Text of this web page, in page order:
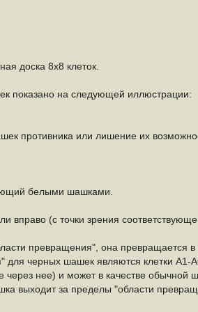
доска 8х8 клеток.
показано на следующей иллюстрации:
противника или лишение их
белыми шашками.
(с точки зрения
превращения", она
черных шашек являются клетки A1-
через нее) и может в качестве обычной
выходит за пределы "области